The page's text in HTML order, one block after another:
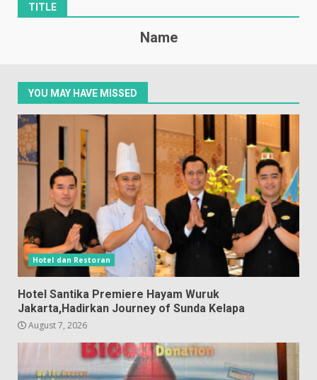
TITLE
Name
YOU MAY HAVE MISSED
Hotel dan Restoran
Hotel Santika Premiere Hayam Wuruk
Jakarta,Hadirkan Journey of Sunda Kelapa
August 7, 2026